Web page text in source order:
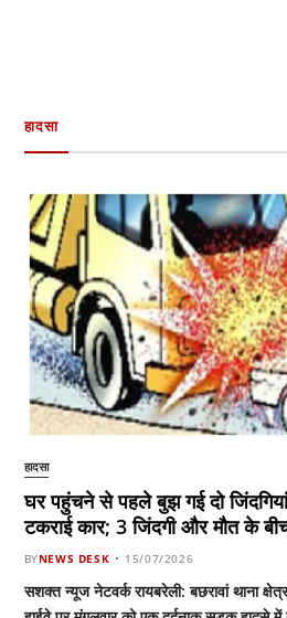
हादसा
हादसा
घर पहुंचने से पहले बुझ गई दो
टकराई कार; 3 जिंदगी और मौत के
BYNEWS DESK 15/07/2026
सशक्त न्यूज नेटवर्क रायबरेली: बछरावां थाना